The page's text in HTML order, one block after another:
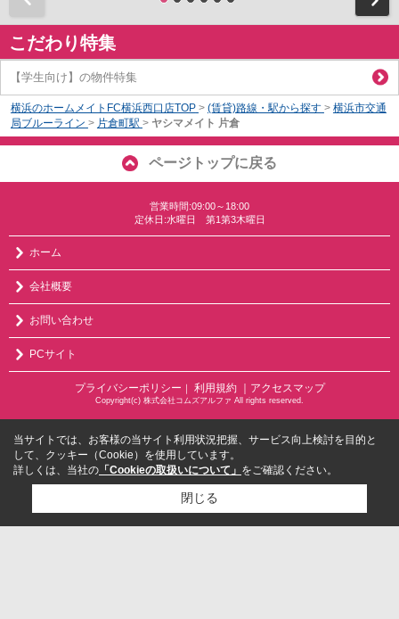
こだわり特集
【学生向け】の物件特集
横浜のホームメイトFC横浜西口店TOP > (賃貸)路線・駅から探す > 横浜市交通
局ブルーライン > 片倉町駅 > ヤシマメイト 片倉
ページトップに戻る
営業時間:09:00～18:00
定休日:水曜日 第1第3木曜日
ホーム
会社概要
お問い合わせ
PCサイト
プライバシーポリシー 利用規約 ｜アクセスマップ
Copyright(c) 株式会社コムズアルファ All rights reserved.
当サイトでは、お客様の当サイト利用状況把握、サービス向上検討を目的と
して、クッキー（Cookie）を使用しています。
詳しくは、当社の 「Cookieの取扱いについて」 をご確認ください。
閉じる